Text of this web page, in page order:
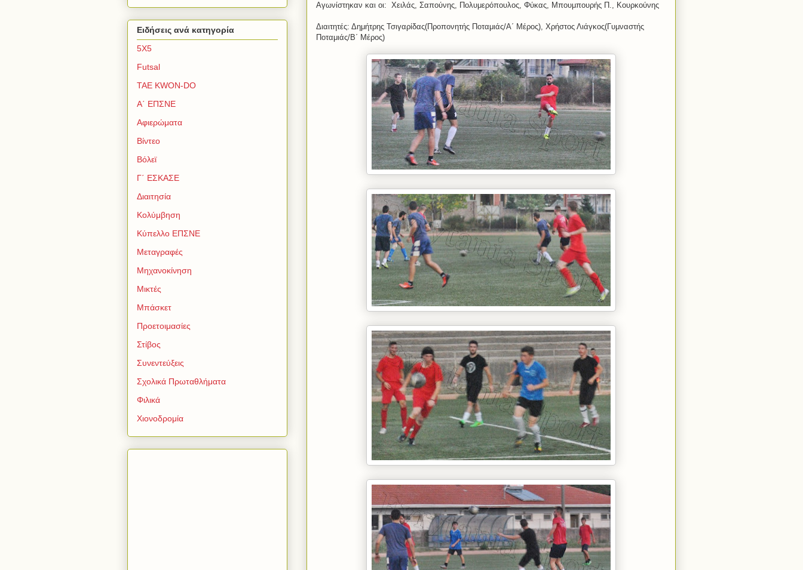
Αγωνίστηκαν και οι: Χειλάς, Σαπούνης, Πολυμερόπουλος, Φύκας, Μπουμπουρής Π., Κουρκούνης
Διαιτητές: Δημήτρης Τσιγαρίδας(Προπονητής Ποταμιάς/Α΄ Μέρος), Χρήστος Λιάγκος(Γυμναστής
Ποταμιάς/Β΄ Μέρος)
Ειδήσεις ανά κατηγορία
5Χ5
Futsal
TAE KWON-DO
Α΄ ΕΠΣΝΕ
Αφιερώματα
Βίντεο
Βόλεϊ
Γ΄ ΕΣΚΑΣΕ
Διαιτησία
Κολύμβηση
Κύπελλο ΕΠΣΝΕ
Μεταγραφές
Μηχανοκίνηση
Μικτές
Μπάσκετ
Προετοιμασίες
Στίβος
Συνεντεύξεις
Σχολικά Πρωταθλήματα
Φιλικά
Χιονοδρομία